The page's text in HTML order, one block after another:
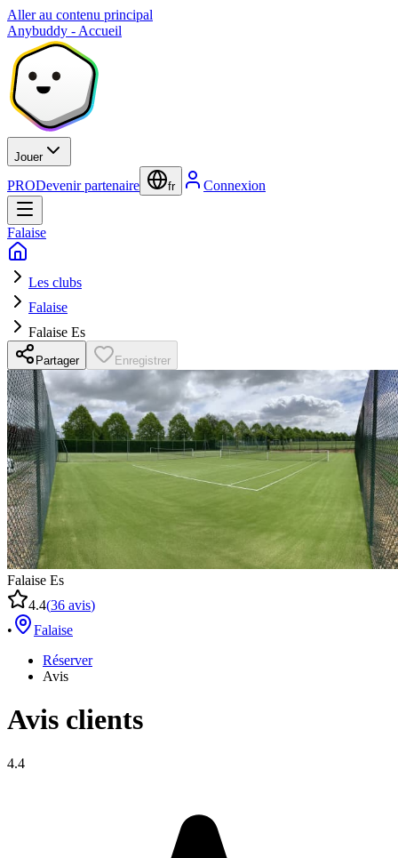
Aller au contenu principal
Anybuddy - Accueil
Jouer
PRODevenir partenaire fr Connexion
Falaise
Les clubs
Falaise
Falaise Es
Partager Enregistrer
Falaise Es
4.4(36 avis)
•
Falaise
Réserver
Avis
Avis clients
4.4